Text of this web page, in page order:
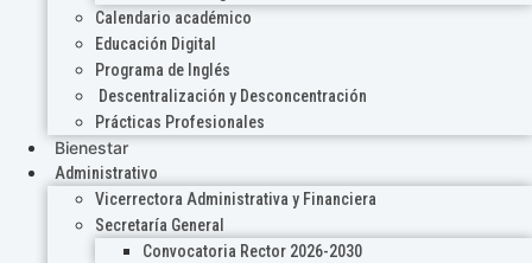
Calendario académico
Educación Digital
Programa de Inglés
Descentralización y Desconcentración
Prácticas Profesionales
Bienestar
Administrativo
Vicerrectora Administrativa y Financiera
Secretaría General
Convocatoria Rector 2026-2030